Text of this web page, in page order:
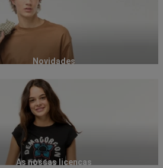
Novidades
As nossas licenças